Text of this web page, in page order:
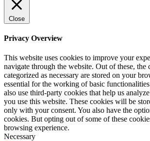
Close
Privacy Overview
This website uses cookies to improve your
navigate through the website. Out of these, the
categorized as necessary are stored on your
essential for the working of basic
also use third-party cookies that help us
you use this website. These cookies will be
only with your consent. You also have the
cookies. But opting out of some of these
browsing experience.
Necessary